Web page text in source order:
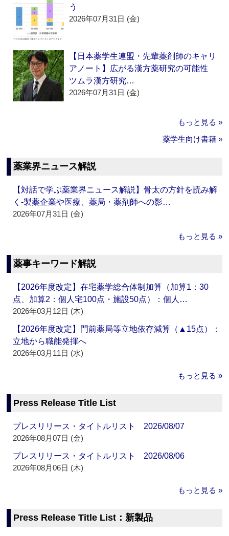
う
2026年07月31日 (金)
【日本薬学生連盟・先輩薬剤師のキャリ
アノート】広がる漢方薬研究の可能性
ツムラ漢方研究…
2026年07月31日 (金)
もっと見る »
薬学生向け書籍 »
薬業界ニュース解説
【対話で学ぶ薬業界ニュース解説】骨太の方針を読み解
く‐製薬企業や医療、薬局・薬剤師への影…
2026年07月31日 (金)
もっと見る »
薬事キーワード解説
【2026年度改定】在宅薬学総合体制加算（加算1：30
点、加算2：個人宅100点・施設50点）：個人…
2026年03月12日 (木)
【2026年度改定】門前薬局等立地依存減算（▲15点）：
立地から職能発揮へ
2026年03月11日 (水)
もっと見る »
Press Release Title List
プレスリリース・タイトルリスト 2026/08/07
2026年08月07日 (金)
プレスリリース・タイトルリスト 2026/08/06
2026年08月06日 (木)
もっと見る »
Press Release Title List：新製品